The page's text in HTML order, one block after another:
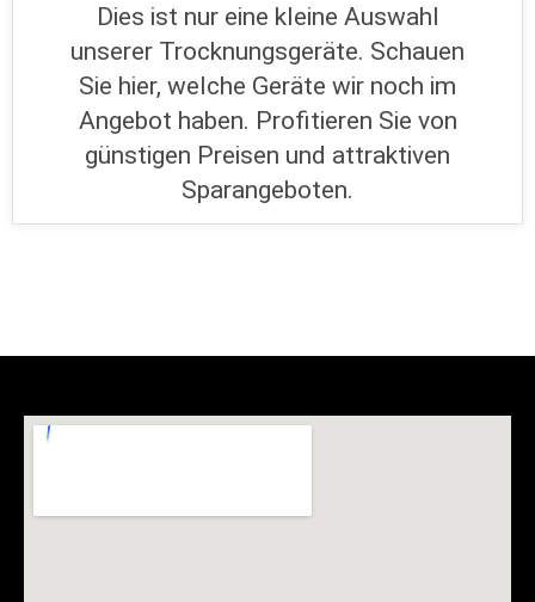
Dies ist nur eine kleine Auswahl
unserer Trocknungsgeräte. Schauen
Sie hier, welche Geräte wir noch im
Angebot haben. Profitieren Sie von
günstigen Preisen und attraktiven
Sparangeboten.